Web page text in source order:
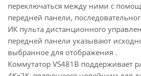
переключаться между ними с
передней панели,
ИК пульта дистанционного
передней панели указывают
выбранное для отображения .
Коммутатор VS481B поддерживает